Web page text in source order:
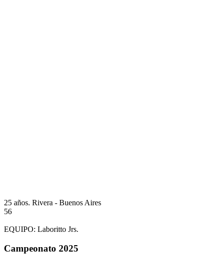
25 años. Rivera - Buenos Aires
56
EQUIPO: Laboritto Jrs.
Campeonato 2025